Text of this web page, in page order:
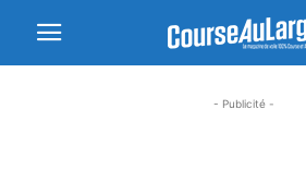
- Publicité -